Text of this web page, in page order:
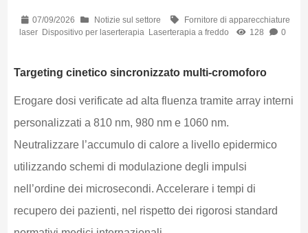
07/09/2026 Notizie sul settore
Fornitore di apparecchiature
laser Dispositivo per laserterapia Laserterapia a freddo 128 0
Targeting cinetico sincronizzato multi-cromoforo
Erogare dosi verificate ad alta fluenza tramite array interni
personalizzati a 810 nm, 980 nm e 1060 nm.
Neutralizzare l’accumulo di calore a livello epidermico
utilizzando schemi di modulazione degli impulsi
nell’ordine dei microsecondi. Accelerare i tempi di
recupero dei pazienti, nel rispetto dei rigorosi standard